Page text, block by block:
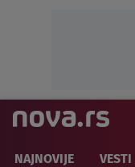
NAJNOVIJE VESTI